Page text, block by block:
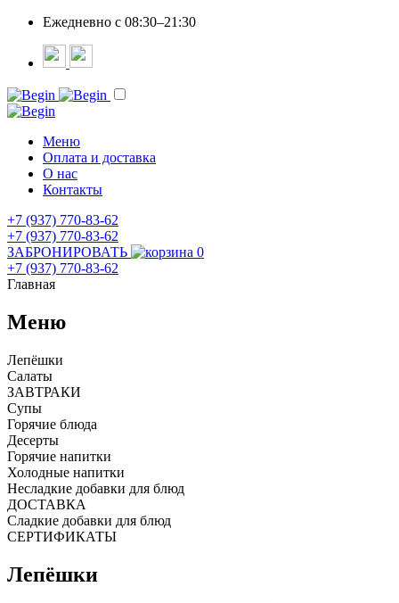
Ежедневно c 08:30–21:30
Меню
Оплата и доставка
О нас
Контакты
+7 (937) 770-83-62
+7 (937) 770-83-62
ЗАБРОНИРОВАТЬ
0
+7 (937) 770-83-62
Главная
Меню
Лепёшки
Салаты
ЗАВТРАКИ
Супы
Горячие блюда
Десерты
Горячие напитки
Холодные напитки
Несладкие добавки для блюд
ДОСТАВКА
Сладкие добавки для блюд
СЕРТИФИКАТЫ
Лепёшки